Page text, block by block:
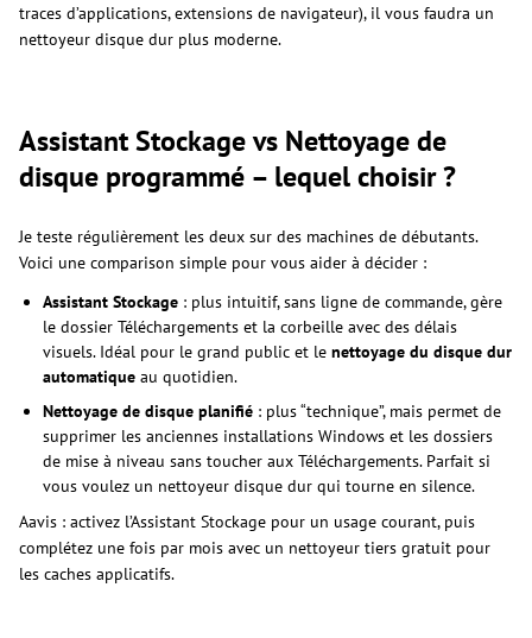
traces d’applications, extensions de navigateur), il vous faudra un
nettoyeur disque dur plus moderne.
Assistant Stockage vs Nettoyage de
disque programmé – lequel choisir ?
Je teste régulièrement les deux sur des machines de débutants.
Voici une comparison simple pour vous aider à décider :
Assistant Stockage : plus intuitif, sans ligne de commande, gère
le dossier Téléchargements et la corbeille avec des délais
visuels. Idéal pour le grand public et le nettoyage du disque dur
automatique au quotidien.
Nettoyage de disque planifié : plus “technique”, mais permet de
supprimer les anciennes installations Windows et les dossiers
de mise à niveau sans toucher aux Téléchargements. Parfait si
vous voulez un nettoyeur disque dur qui tourne en silence.
Aavis : activez l’Assistant Stockage pour un usage courant, puis
complétez une fois par mois avec un nettoyeur tiers gratuit pour
les caches applicatifs.